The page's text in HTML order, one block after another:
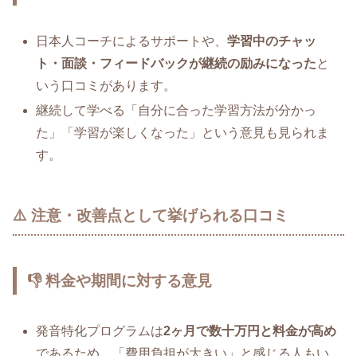
日本人コーチによるサポートや、学習中のチャッ
ト・面談・フィードバックが継続の励みになったと
いう口コミがあります。
継続して学べる「自分に合った学習方法が分かっ
た」「学習が楽しくなった」という意見も見られま
す。
⚠️ 注意・改善点として挙げられる口コミ
👎 料金や期間に対する意見
発音特化プログラムは2ヶ月で数十万円と料金が高め
であるため、「費用負担が大きい」と感じる人もい